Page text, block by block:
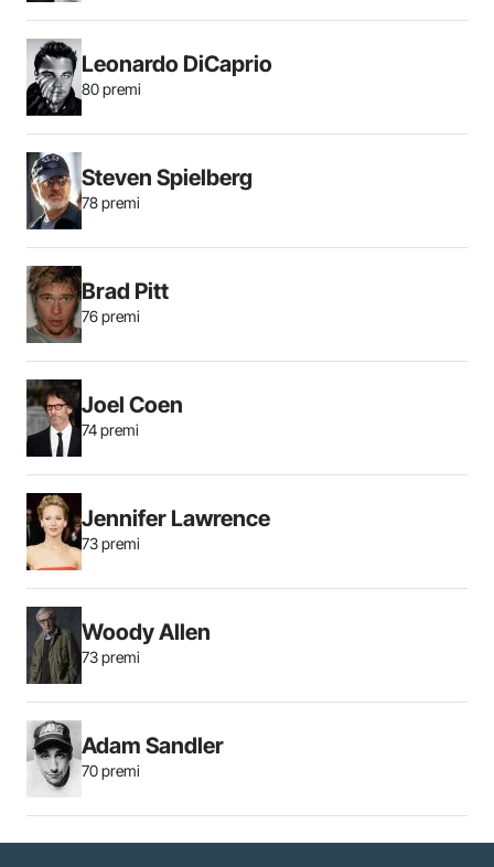
Leonardo DiCaprio
80 premi
Steven Spielberg
78 premi
Brad Pitt
76 premi
Joel Coen
74 premi
Jennifer Lawrence
73 premi
Woody Allen
73 premi
Adam Sandler
70 premi